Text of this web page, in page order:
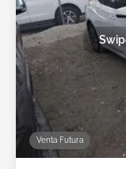
Venta Futura